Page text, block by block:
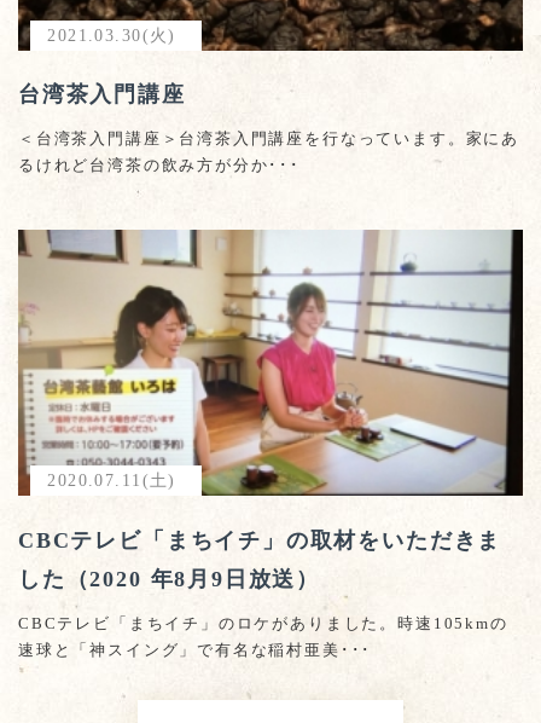
2021.03.30(火)
台湾茶入門講座
＜台湾茶入門講座＞台湾茶入門講座を行なっています。家にあ
るけれど台湾茶の飲み方が分か･･･
2020.07.11(土)
CBCテレビ「まちイチ」の取材をいただきま
した（2020 年8月9日放送）
CBCテレビ「まちイチ」のロケがありました。時速105kmの
速球と「神スイング」で有名な稲村亜美･･･